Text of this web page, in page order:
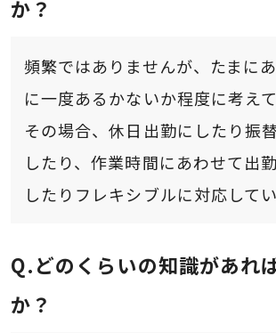
か？
頻繁ではありませんが、たまに
に一度あるかないか程度に考えて
その場合、休日出勤にしたり振
したり、作業時間にあわせて出
したりフレキシブルに対応してい
どのくらいの知識があれ
か？